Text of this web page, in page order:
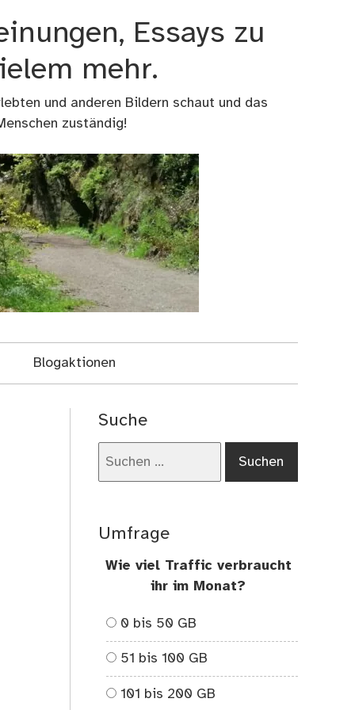
Essays zu
mehr.
und anderen Bildern schaut und das
zuständig!
Blogaktionen
Suche
Umfrage
Wie viel Traffic verbraucht
ihr im Monat?
0 bis 50 GB
51 bis 100 GB
101 bis 200 GB